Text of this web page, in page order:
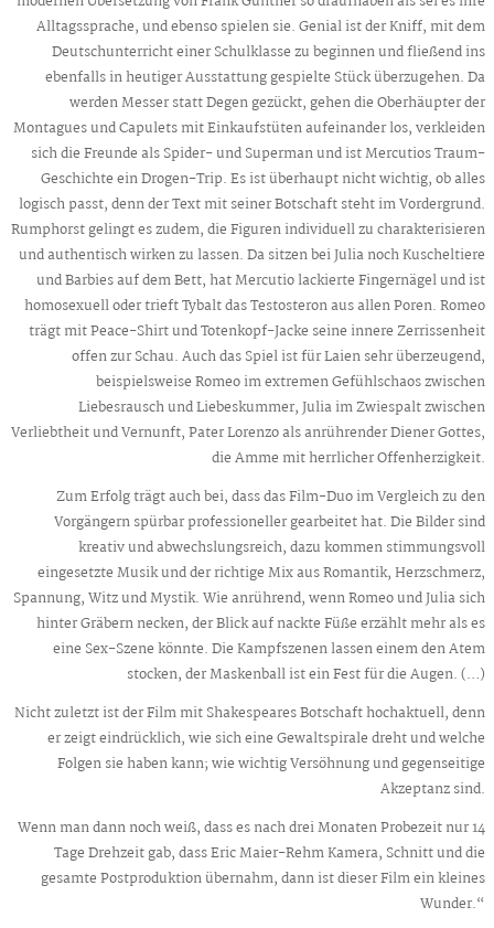
Alltagssprache, und ebenso spielen sie. Genial ist der Kniff, mit dem
Deutschunterricht einer Schulklasse zu beginnen und fließend ins
ebenfalls in heutiger Ausstattung gespielte Stück überzugehen. Da
werden Messer statt Degen gezückt, gehen die Oberhäupter der
Montagues und Capulets mit Einkaufstüten aufeinander los, verkleiden
sich die Freunde als Spider- und Superman und ist Mercutios Traum-
Geschichte ein Drogen-Trip. Es ist überhaupt nicht wichtig, ob alles
logisch passt, denn der Text mit seiner Botschaft steht im Vordergrund.
Rumphorst gelingt es zudem, die Figuren individuell zu charakterisieren
und authentisch wirken zu lassen. Da sitzen bei Julia noch Kuscheltiere
und Barbies auf dem Bett, hat Mercutio lackierte Fingernägel und ist
homosexuell oder trieft Tybalt das Testosteron aus allen Poren. Romeo
trägt mit Peace-Shirt und Totenkopf-Jacke seine innere Zerrissenheit
offen zur Schau. Auch das Spiel ist für Laien sehr überzeugend,
beispielsweise Romeo im extremen Gefühlschaos zwischen
Liebesrausch und Liebeskummer, Julia im Zwiespalt zwischen
Verliebtheit und Vernunft, Pater Lorenzo als anrührender Diener Gottes,
die Amme mit herrlicher Offenherzigkeit.
Zum Erfolg trägt auch bei, dass das Film-Duo im Vergleich zu den
Vorgängern spürbar professioneller gearbeitet hat. Die Bilder sind
kreativ und abwechslungsreich, dazu kommen stimmungsvoll
eingesetzte Musik und der richtige Mix aus Romantik, Herzschmerz,
Spannung, Witz und Mystik. Wie anrührend, wenn Romeo und Julia sich
hinter Gräbern necken, der Blick auf nackte Füße erzählt mehr als es
eine Sex-Szene könnte. Die Kampfszenen lassen einem den Atem
stocken, der Maskenball ist ein Fest für die Augen. (…)
Nicht zuletzt ist der Film mit Shakespeares Botschaft hochaktuell, denn
er zeigt eindrücklich, wie sich eine Gewaltspirale dreht und welche
Folgen sie haben kann; wie wichtig Versöhnung und gegenseitige
Akzeptanz sind.
Wenn man dann noch weiß, dass es nach drei Monaten Probezeit nur 14
Tage Drehzeit gab, dass Eric Maier-Rehm Kamera, Schnitt und die
gesamte Postproduktion übernahm, dann ist dieser Film ein kleines
Wunder.“